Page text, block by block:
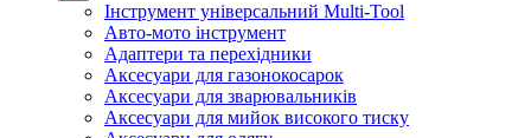
Інструмент універсальний Multi-Tool
Авто-мото інструмент
Адаптери та перехідники
Аксесуари для газонокосарок
Аксесуари для зварювальників
Аксесуари для мийок високого тиску